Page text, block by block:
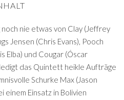
nie etwas von Clay (Jeffrey
Jensen (Chris Evans), Pooch
Elba) und Cougar (Óscar
das Quintett heikle Aufträge
Schurke Max (Jason
einem Einsatz in Bolivien